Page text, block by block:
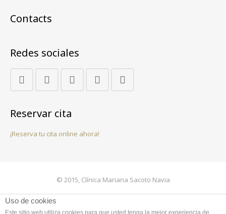
Contacts
Redes sociales
Reservar cita
¡Reserva tu cita online ahora!
© 2015, Clínica Mariana Sacoto Navia
Uso de cookies
Este sitio web utiliza cookies para que usted tenga la mejor experiencia de